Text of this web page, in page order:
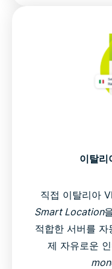
이탈리
직접 이탈리아
Smart Location
적합한 서버를 자
제 자유로운